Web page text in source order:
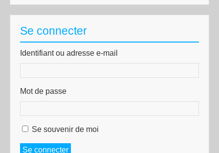
Se connecter
Identifiant ou adresse e-mail
Mot de passe
Se souvenir de moi
Se connecter